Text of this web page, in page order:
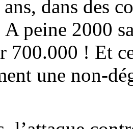
ans, dans des
peine 2000
700.000 ! Et
une non-